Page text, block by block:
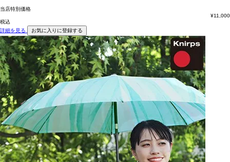
当店特別価格
¥11,000
税込
詳細を見る
お気に入りに登録する